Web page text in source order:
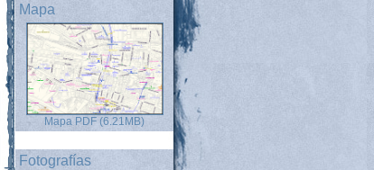
Mapa
Mapa PDF (6.21MB)
Fotografías